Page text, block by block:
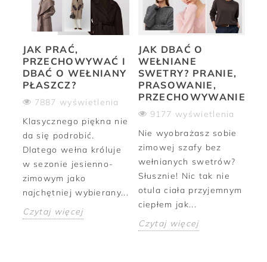
JAK PRAĆ,
PRZECHOWYWAĆ I
DBAĆ O WEŁNIANY
PŁASZCZ?
7887 wyświetlenia
Klasycznego piękna nie
da się podrobić.
Dlatego wełna króluje
w sezonie jesienno-
zimowym jako
najchętniej wybierany...
Czytaj więcej
JAK DBAĆ O
WEŁNIANE
SWETRY? PRANIE,
PRASOWANIE,
PRZECHOWYWANIE
9177 wyświetlenia
Nie wyobrażasz sobie
zimowej szafy bez
wełnianych swetrów?
Słusznie! Nic tak nie
otula ciała przyjemnym
ciepłem jak...
Czytaj więcej